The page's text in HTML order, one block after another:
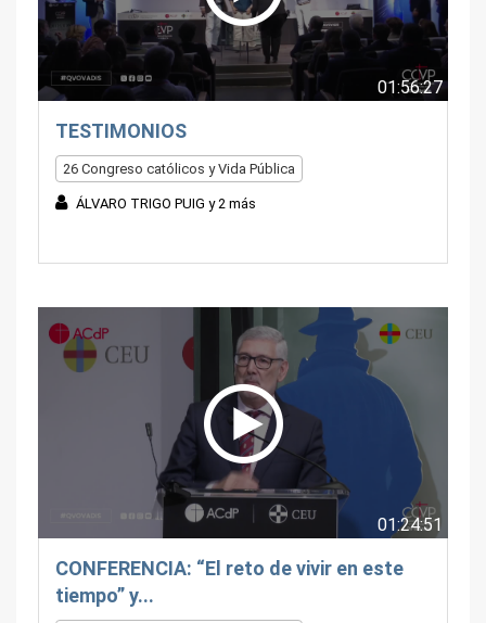
01:56:27
TESTIMONIOS
26 Congreso católicos y Vida Pública
ÁLVARO TRIGO PUIG y 2 más
01:24:51
CONFERENCIA: “El reto de vivir en este
tiempo” y...